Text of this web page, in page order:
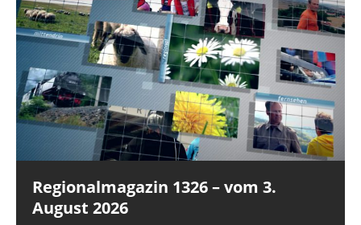
Regionalmagazin 1326 – vom 3.
August 2026